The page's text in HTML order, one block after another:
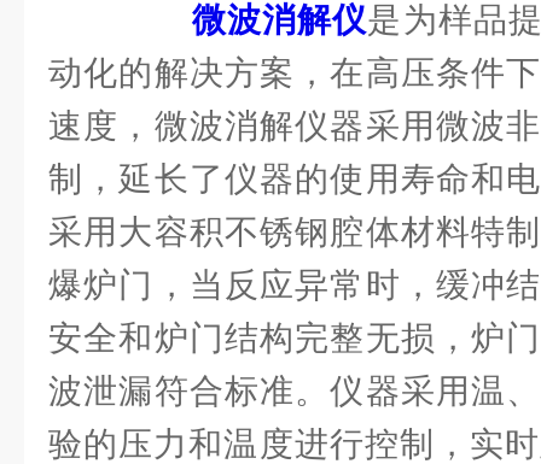
微波消解仪是为样品
动化的解决方案，在高压条件
速度，微波消解仪器采用微波
制，延长了仪器的使用寿命和
采用大容积不锈钢腔体材料特
爆炉门，当反应异常时，缓冲
安全和炉门结构完整无损，炉
波泄漏符合标准。仪器采用温
验的压力和温度进行控制，实